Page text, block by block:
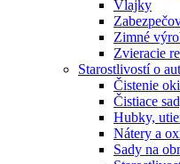
Vlajky
Zimné
Zvieracie
Starostlivostí o
Čistenie
Čistiace
Hubky,
Nátery a
Sady na